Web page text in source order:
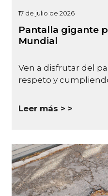
17 de julio de 2026
Pantalla gigante
Mundial
Ven a disfrutar del
respeto y
Leer más >